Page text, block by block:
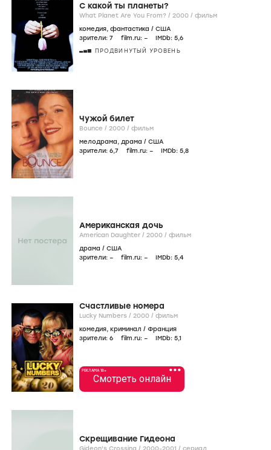
С какой ты планеты?
What Planet Are You From? / 2000 / фильм
комедия, фантастика / США
зрители: 7 film.ru: – IMDb: 5,6
ПРОДВИНУТЫЙ УРОВЕНЬ
Чужой билет
Bounce / 2000 / фильм
мелодрама, драма / США
зрители: 6,7 film.ru: – IMDb: 5,8
Американская дочь
American Daughter / 2000 / фильм
драма / США
зрители: – film.ru: – IMDb: 5,4
Cчастливые номера
Lucky Numbers / 2000 / фильм
комедия, криминал / Франция
зрители: 6 film.ru: – IMDb: 5,1
•••
РЕКЛАМА 18+
Смотреть онлайн
Скрещивание Гидеона
Gideon's Crossing / 2000-2001 / сериал